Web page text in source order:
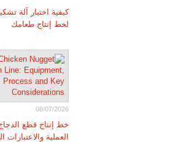
كيفية اختيار آلة
لخط إنتاج طعامك
08/07/2026
خط إنتاج قطع
العملية والاعتبارات